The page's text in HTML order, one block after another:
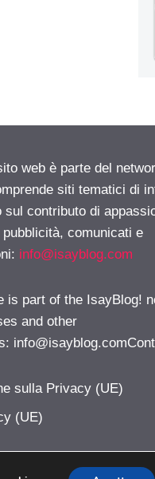
web è parte del
siti tematici di
sul contributo di
comunicati e
info@isayblog.com
is part of the IsayBlog!
and other
sulla Privacy (UE)
(UE)